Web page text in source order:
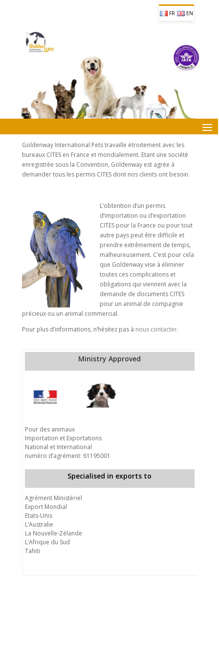
FR EN
Goldenway International Pets travaille étroitement avec les
bureaux CITES en France et mondialement. Etant une société
enregistrée sous la Convention, Goldenway est agrée à
demander tous les permis CITES dont nos clients ont besoin.
L’obtention d’un permis
d’importation ou d’exportation
CITES pour la France ou pour tout
autre pays peut être difficile et
prendre extrêmement de temps,
malheureusement. C’est pour cela
que Goldenway vise à éliminer
toutes ces complications et
obligations qui viennent avec la
demande de documents CITES
pour un animal de compagnie
précieux ou un animal commercial.
Pour plus d’informations, n’hésitez pas à nous contacter.
Ministry Approved
Pour des animaux
Importation et Exportations
National et International
numéro d’agrément: 61195001
Specialised in exports to
Agrément Ministériel
Export Mondial
Etats-Unis
L’Australie
La Nouvelle-Zélande
L’Afrique du Sud
Tahiti